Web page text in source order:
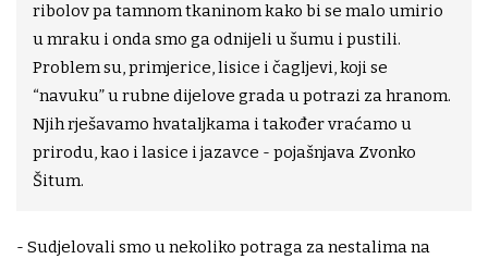
ribolov pa tamnom tkaninom kako bi se malo umirio
u mraku i onda smo ga odnijeli u šumu i pustili.
Problem su, primjerice, lisice i čagljevi, koji se
“navuku” u rubne dijelove grada u potrazi za hranom.
Njih rješavamo hvataljkama i također vraćamo u
prirodu, kao i lasice i jazavce - pojašnjava Zvonko
Šitum.
- Sudjelovali smo u nekoliko potraga za nestalima na